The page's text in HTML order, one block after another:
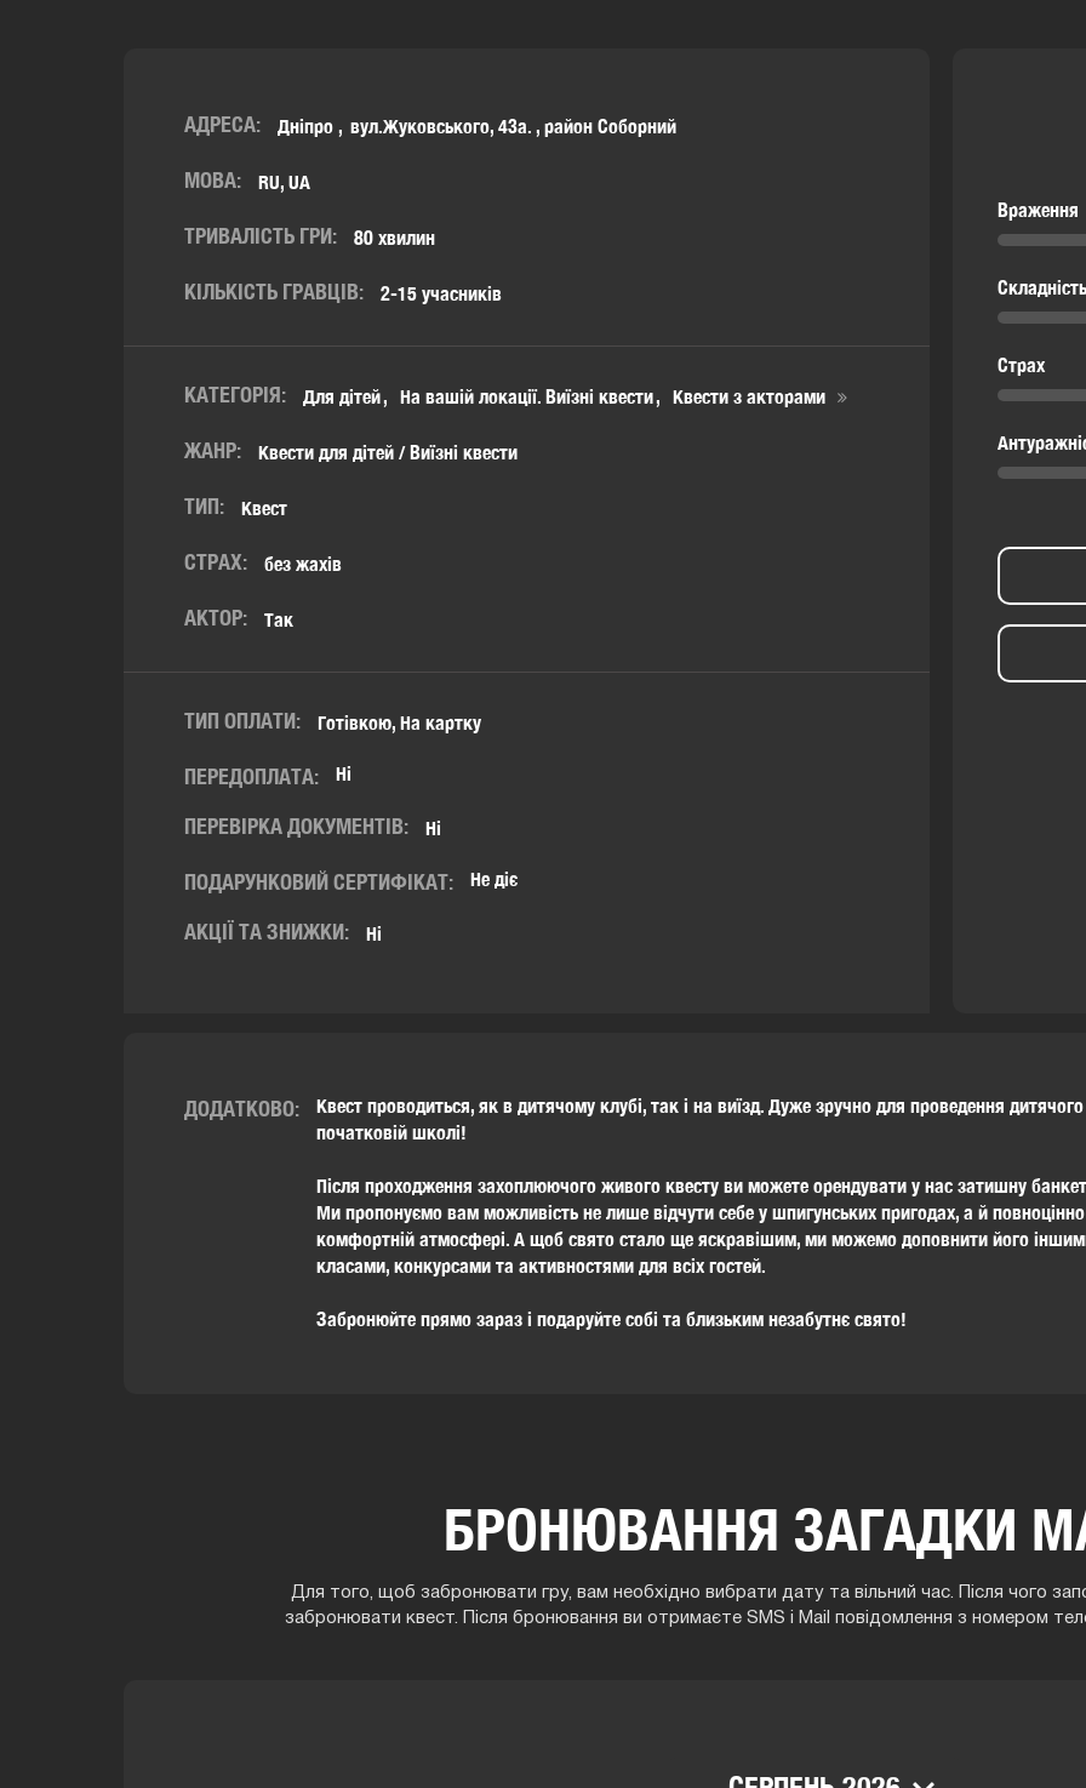
АДРЕСА: Дніпро вул.Жуковського, 43а. , район Соборний
МОВА: RU, UA
ТРИВАЛІСТЬ ГРИ: 80 хвилин
КІЛЬКІСТЬ ГРАВЦІВ: 2-15 учасників
КАТЕГОРІЯ: Для дітей На вашій локації. Виїзні квести Квести з акторами
ЖАНР: Квести для дітей / Виїзні квести
ТИП: Квест
СТРАХ: без жахів
АКТОР: Так
ТИП ОПЛАТИ: Готівкою, На картку
ПЕРЕДОПЛАТА: Ні
ПЕРЕВІРКА ДОКУМЕНТІВ: Ні
ПОДАРУНКОВИЙ СЕРТИФІКАТ: Не діє
АКЦІЇ ТА ЗНИЖКИ: Ні
Враження
Складність
Страх
ДОДАТКОВО:
Квест проводиться, як в дитячому клубі, так і на виїзд. Дуже зручно для проведення
початковій школі!
Після проходження захоплюючого живого квесту ви можете орендувати у нас затишну
Ми пропонуємо вам можливість не лише відчути себе у шпигунських пригодах, а й
комфортній атмосфері. А щоб свято стало ще яскравішим, ми можемо доповнити його
класами, конкурсами та активностями для всіх гостей.
Забронюйте прямо зараз і подаруйте собі та близьким незабутнє свято!
БРОНЮВАННЯ ЗАГАДКИ
Для того, щоб забронювати гру, вам необхідно вибрати дату та вільний час. Після чого
забронювати квест. Після бронювання ви отримаєте SMS і Mail повідомлення з номером